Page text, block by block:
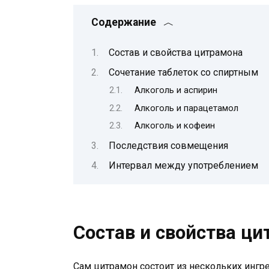
Содержание
Состав и свойства цитрамона
Сочетание таблеток со спиртным
Алкоголь и аспирин
Алкоголь и парацетамол
Алкоголь и кофеин
Последствия совмещения
Интервал между употреблением
Состав и свойства
Сам цитрамон состоит из нескольких